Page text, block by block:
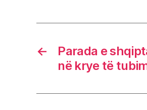
←
Parada e
në krye të